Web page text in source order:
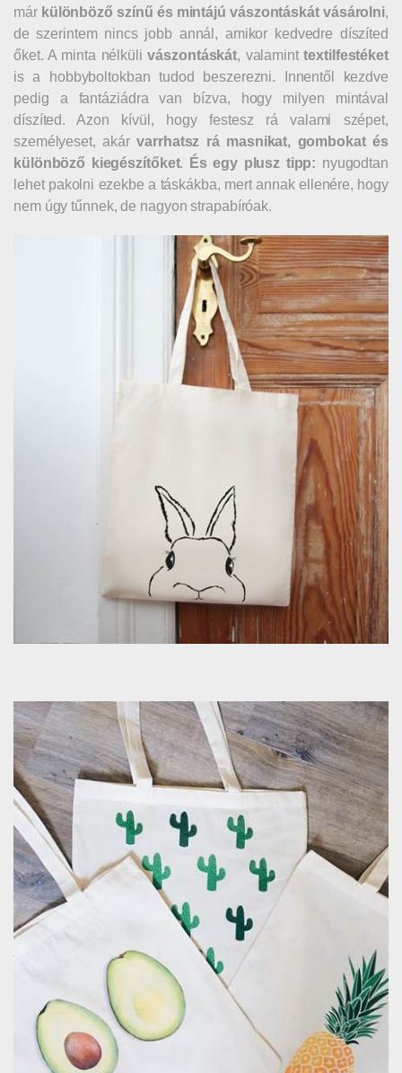
már különböző színű és mintájú vászontáskát vásárolni,
de szerintem nincs jobb annál, amikor kedvedre díszíted
őket. A minta nélkülivászontáskát, valaminttextilfestéket
is a hobbyboltokban tudod beszerezni. Innentől kezdve
pedig a fantáziádra van bízva, hogy milyen mintával
díszíted. Azon kívül, hogy festesz rá valami szépet,
személyeset, akárvarrhatsz rá masnikat, gombokat és
különböző kiegészítőket. És egy plusz tipp: nyugodtan
lehet pakolni ezekbe a táskákba, mert annak ellenére, hogy
nem úgy tűnnek, de nagyon strapabíróak.